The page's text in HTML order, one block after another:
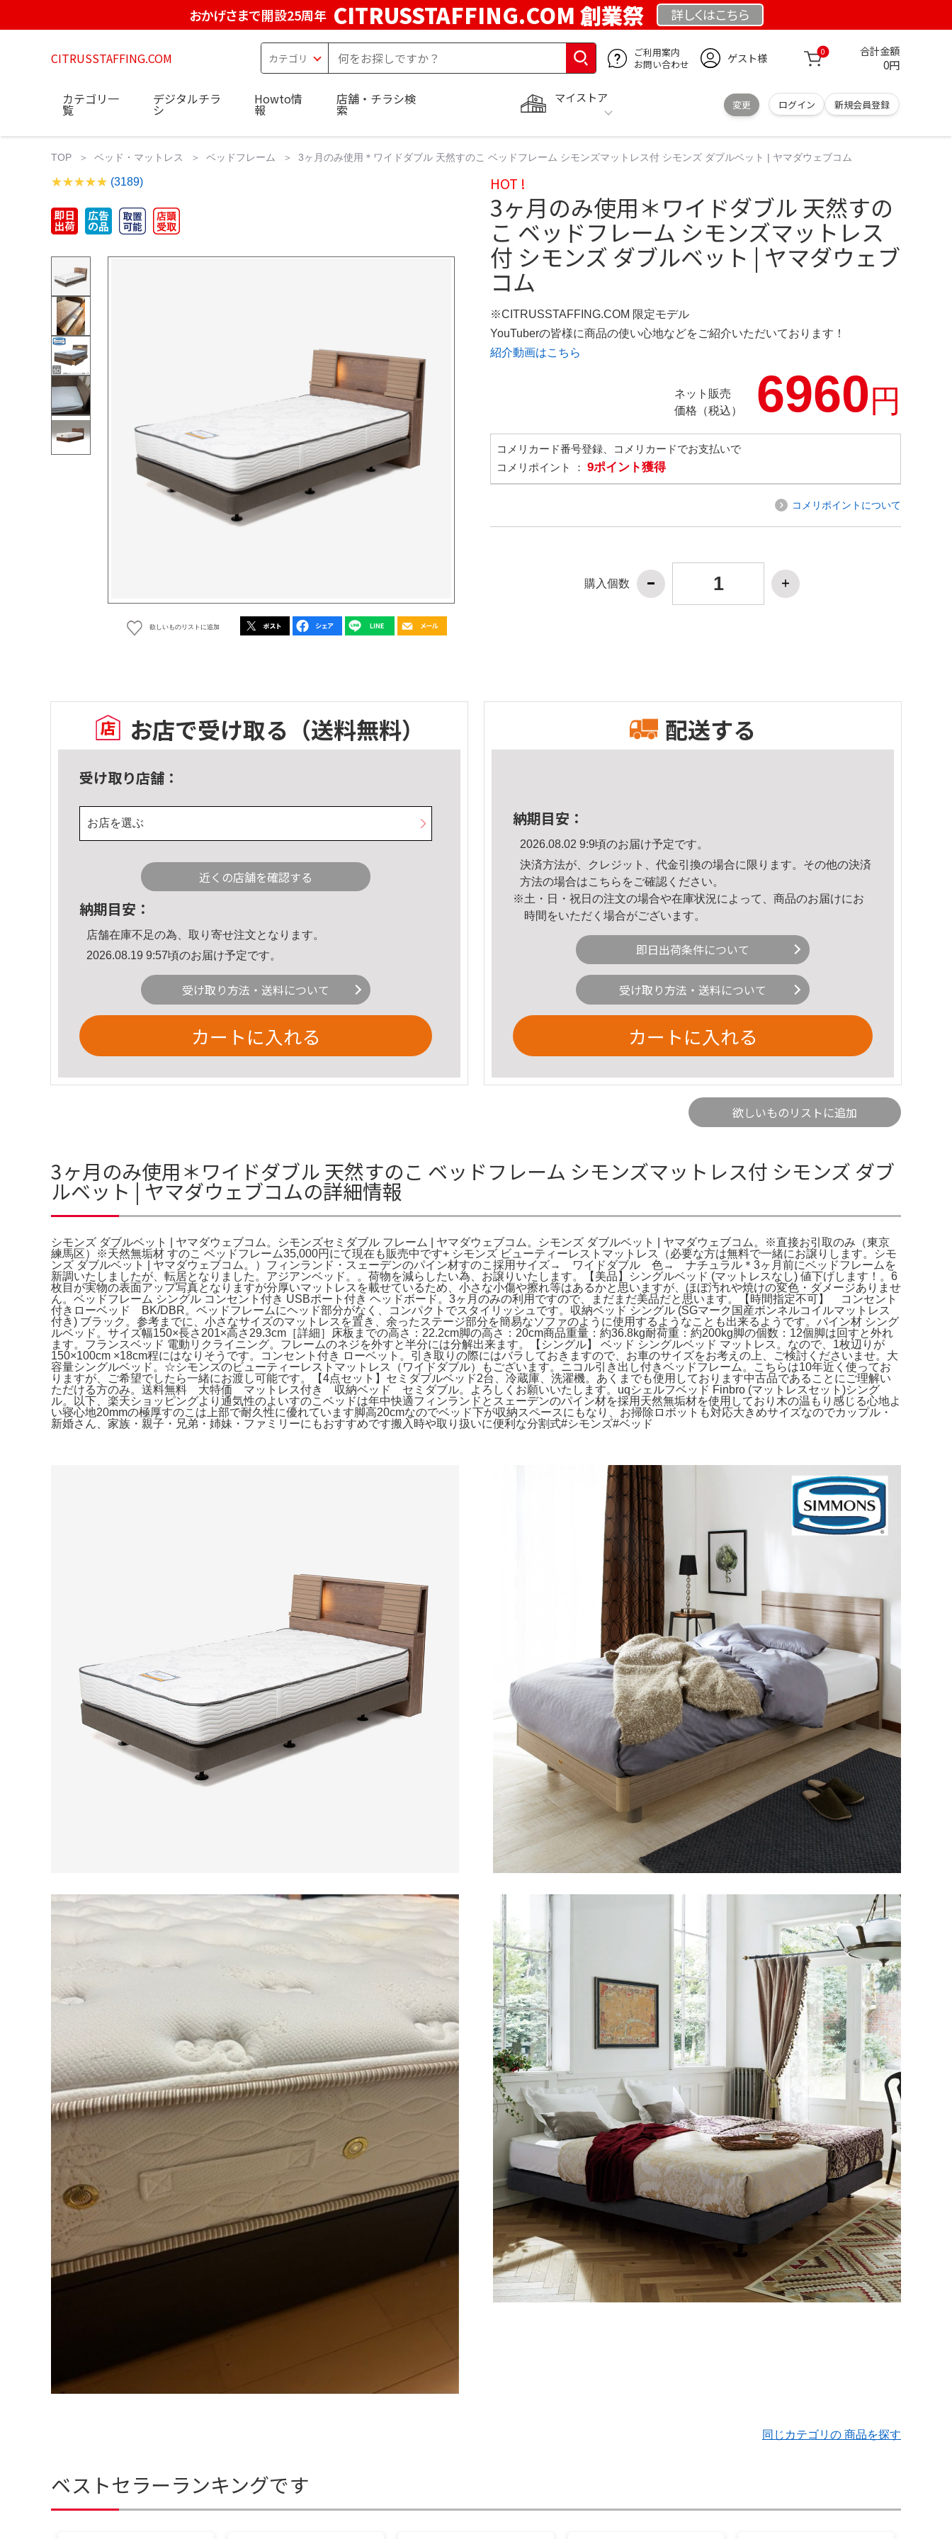
おかげさまで開設25周年 CITRUSSTAFFING.COM 創業祭 詳しくはこちら
CITRUSSTAFFING.COM
ご利用案内
お問い合わせ
ゲスト様 0 合計金額
0円
マイストア
変更 ログイン 新規会員登録
カテゴリ一
覧
デジタルチラ
シ
Howto情
報
店舗・チラシ検
索
TOP ベッド・マットレス ベッドフレーム 3ヶ月のみ使用＊ワイドダブル 天然すのこ ベッドフレーム シモンズマットレス付 シモンズ ダブルベット | ヤマダウェブコム
(3189)
欲しいものリストに追加
HOT !
3ヶ月のみ使用＊ワイドダブル 天然すの
こ ベッドフレーム シモンズマットレス
付 シモンズ ダブルベット | ヤマダウェブ
コム
※CITRUSSTAFFING.COM 限定モデル
YouTuberの皆様に商品の使い心地などをご紹介いただいております！
紹介動画はこちら
ネット販売
価格（税込）
6960円
コメリカード番号登録、コメリカードでお支払いで
コメリポイント ： 9ポイント獲得
コメリポイントについて
購入個数
お店で受け取る （送料無料）
受け取り店舗：
お店を選ぶ
近くの店舗を確認する
納期目安：
店舗在庫不足の為、取り寄せ注文となります。
2026.08.19 9:57頃のお届け予定です。
受け取り方法・送料について
カートに入れる
配送する
納期目安：
2026.08.02 9:9頃のお届け予定です。
決済方法が、クレジット、代金引換の場合に限ります。その他の決済
方法の場合はこちら をご確認ください。
※土・日・祝日の注文の場合や在庫状況によって、商品のお届けにお
時間をいただく場合がございます。
即日出荷条件について
受け取り方法・送料について
カートに入れる
欲しいものリストに追加
3ヶ月のみ使用＊ワイドダブル 天然すのこ ベッドフレーム シモンズマットレス付 シモンズ ダブ
ルベット | ヤマダウェブコムの詳細情報
シモンズ ダブルベット | ヤマダウェブコム。シモンズセミダブル フレーム | ヤマダウェブコム。シモンズ ダブルベット | ヤマダウェブコム。※直接お引取のみ（東京
練馬区）※天然無垢材 すのこ ベッドフレーム35,000円にて現在も販売中です+ シモンズ ビューティーレストマットレス（必要な方は無料で一緒にお譲りします。シモ
ンズ ダブルベット | ヤマダウェブコム。）フィンランド・スェーデンのパイン材すのこ採用サイズ→ ワイドダブル 色→ ナチュラル＊3ヶ月前にベッドフレームを
新調いたしましたが、転居となりました。アジアンベッド。。荷物を減らしたい為、お譲りいたします。【美品】シングルベッド (マットレスなし) 値下げします！。6
枚目が実物の表面アップ写真となりますが分厚いマットレスを載せているため、小さな小傷や擦れ等はあるかと思いますが、ほぼ汚れや焼けの変色・ダメージありませ
ん。ベッドフレーム シングル コンセント付き USBポート付き ヘッドボード。3ヶ月のみの利用ですので、まだまだ美品だと思います。【時間指定不可】 コンセント
付きローベッド BK/DBR。ベッドフレームにヘッド部分がなく、コンパクトでスタイリッシュです。収納ベッド シングル (SGマーク国産ボンネルコイルマットレス
付き) ブラック。参考までに、小さなサイズのマットレスを置き、余ったステージ部分を簡易なソファのように使用するようなことも出来るようです。パイン材 シング
ルベッド。サイズ幅150×長さ201×高さ29.3cm［詳細］床板までの高さ：22.2cm脚の高さ：20cm商品重量：約36.8kg耐荷重：約200kg脚の個数：12個脚は回すと外れ
ます。フランスベッド 電動リクライニング。フレームのネジを外すと半分には分解出来ます。【シングル】 ベッド シングルベッド マットレス。なので、1枚辺りが
150×100cm ×18cm程にはなりそうです。コンセント付き ローベット。引き取りの際にはバラしておきますので、お車のサイズをお考えの上、ご検討くださいませ。大
容量シングルベッド。☆シモンズのビューティーレストマットレス（ワイドダブル）もございます。ニコル引き出し付きベッドフレーム。こちらは10年近く使ってお
りますが、ご希望でしたら一緒にお渡し可能です。【4点セット】セミダブルベッド2台、冷蔵庫、洗濯機。あくまでも使用しております中古品であることにご理解い
ただける方のみ。送料無料 大特価 マットレス付き 収納ベッド セミダブル。よろしくお願いいたします。uqシェルフベッド Finbro (マットレスセット)シング
ル。以下、楽天ショッピングより通気性のよいすのこベッドは年中快適フィンランドとスェーデンのパイン材を採用天然無垢材を使用しており木の温もり感じる心地よ
い寝心地20mmの極厚すのこは上部で耐久性に優れています脚高20cmなのでベッド下が収納スペースにもなり、お掃除ロボットも対応大きめサイズなのでカップル・
新婚さん、家族・親子・兄弟・姉妹・ファミリーにもおすすめです搬入時や取り扱いに便利な分割式#シモンズ#ベッド
同じカテゴリの 商品を探す
ベストセラーランキングです